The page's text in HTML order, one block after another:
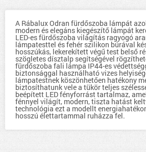
A Rábalux Odran fürdőszoba lámpát
modern és elegáns kiegészítő lámpát
LED-es fürdőszoba világítás ragyogó
lámpatesttel és fehér szilikon búrával
hosszúkás, lekerekített végű test belső
szögletes dísztalp segítségével
fürdőszoba fali lámpa IP44-es
biztonsággal használható vizes
lámpatestnek köszönhetően hatékony
biztosíthatunk vele a tükör teljes
beépített LED fényforrást tartalmaz,
fénnyel világít, modern, tiszta hatást
technológia ezt a modellt
hosszú élettartammal ruházza fel.